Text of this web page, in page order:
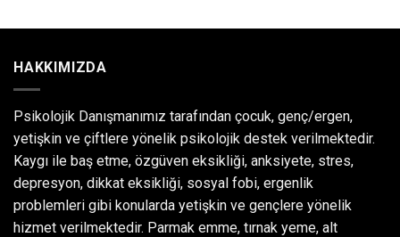
HAKKIMIZDA
Psikolojik Danışmanımız tarafından çocuk, genç/ergen,
yetişkin ve çiftlere yönelik psikolojik destek verilmektedir.
Kaygı ile baş etme, özgüven eksikliği, anksiyete, stres,
depresyon, dikkat eksikliği, sosyal fobi, ergenlik
problemleri gibi konularda yetişkin ve gençlere yönelik
hizmet verilmektedir. Parmak emme, tırnak yeme, alt